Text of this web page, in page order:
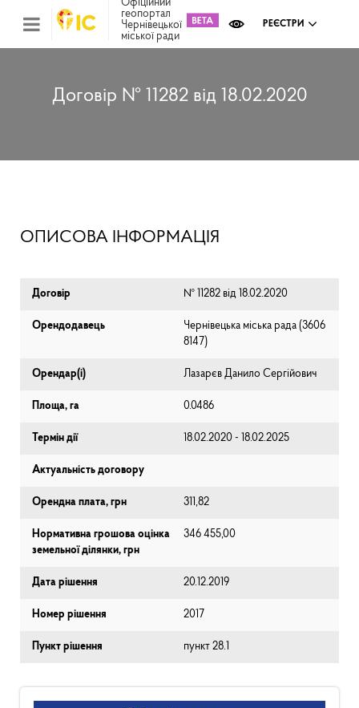
Офіційний
геопортал
Чернівецької
міської ради
РЕЄСТРИ
Договір № 11282 від 18.02.2020
ОПИСОВА ІНФОРМАЦІЯ
Договір № 11282 від 18.02.2020
Орендодавець
Чернівецька міська рада (⁨3606
8147⁩)
Орендар(і) Лазарєв Данило Сергійович
Площа, га 0.0486
Термін дії 18.02.2020 - 18.02.2025
Актуальність договору
Орендна плата, грн 311,82
Нормативна грошова оцінка
земельної ділянки, грн
346 455,00
Дата рішення 20.12.2019
Номер рішення 2017
Пункт рішення пункт 28.1